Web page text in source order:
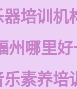
培训机
州哪里
素养培